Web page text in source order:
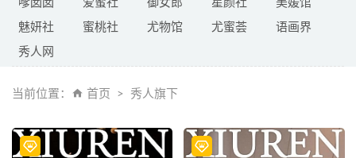
魅妍社
蜜桃社 尤物馆 尤蜜荟
语画界
秀人网
当前位置： 首页 秀人旗下
尤蜜荟 – 2020.09.30 VOL.538 周于希Sandy[64P658M]
12-20
小仓千代w – NO.100 2024年11月fantia会员合集[120P2V-
霜月shimo – NO.098 Original Angel [44P-554MB] 2024-10-03